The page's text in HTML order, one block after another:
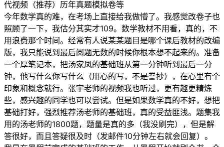
代视频（推荐）历年真题模拟卷等
今年数学真的难，在考场上直接给我做懵了。我感觉改卷子也
照顾了一下，我估分其实才109。数学教材不用看，真的，不
用浪费那个时间。经常有人说某某题目是哪个课后教材的改编
版，我只能说到最后阅题无数的时候你根本想不起来的。准备
一个厚笔记本，把汤家凤的基础班从第一分钟听到最后一分
钟，他写什么你写什么（用心的写，不是誊抄），在心里有个
印象和概念就行。张宇老师的视频我也听过，更有趣更精炼
些，感兴趣的同学也可以尝试。但是如果数学真的不好，想把
基础打好，强烈推荐汤老师的基础班，真的受益匪浅。题集我
用的汤老师的1800题，题量是真的多（我没刷完），但是解
答很好，而且答疑很及时（发邮件10分钟左右就会回复）。